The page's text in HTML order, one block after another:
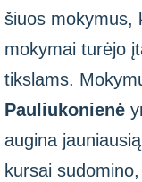
šiuos mokymus,
mokymai turėjo
tikslams.
Pauliukonienė
augina
kursai